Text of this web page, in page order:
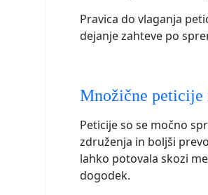
Pravica do vlaganja
dejanje zahteve po
Množične peticije
Peticije so se močno
združenja in boljši
lahko potovala skozi
dogodek.